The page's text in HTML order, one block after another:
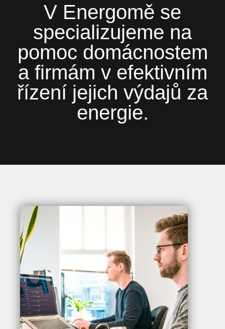
V Energomě se
specializujeme na
pomoc domácnostem
a firmám v efektivním
řízení jejich výdajů za
energie.